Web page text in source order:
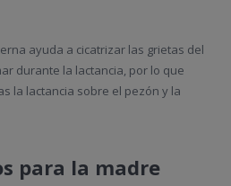
ayuda a cicatrizar las grietas del
durante la lactancia, por lo que
la lactancia sobre el pezón y la
para la madre